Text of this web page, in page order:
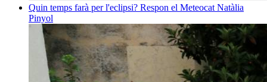
Quin temps farà per l'eclipsi? Respon el Meteocat Natàlia
Pinyol